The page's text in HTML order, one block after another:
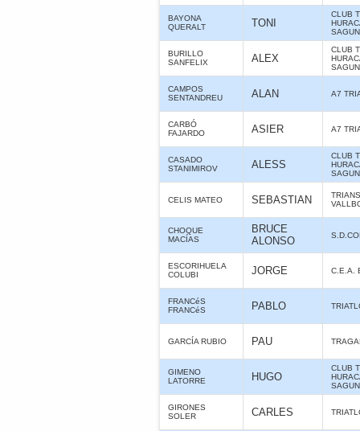
BAYONA
QUERALT
TONI
CLUB
BURILLO
SANFELIX
ALEX
CLUB
CAMPOS
SENTANDREU
ALAN A7
CARBÓ
FAJARDO
ASIER A7
CASADO
STANIMIROV
ALESS
CLUB
CELIS MATEO SEBASTIAN
CHOQUE
MACÍAS
BRUCE
ALONSO
ESCORIHUELA
COLUBI
JORGE C.E.A.
FRANCéS
FRANCéS
PABLO
GARCÍA RUBIO PAU
GIMENO
LATORRE
HUGO
CLUB
GIRONES
SOLER
CARLES